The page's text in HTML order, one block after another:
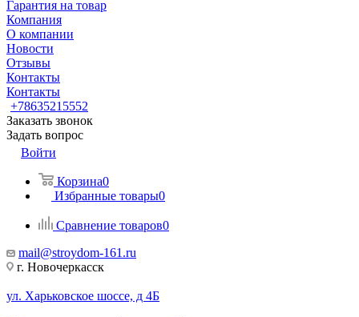
Гарантия на товар
Компания
О компании
Новости
Отзывы
Контакты
Контакты
+78635215552
Заказать звонок
Задать вопрос
Войти
Корзина0
Избранные товары0
Сравнение товаров0
mail@stroydom-161.ru
г. Новочеркасск
ул. Харьковское шоссе, д 4Б